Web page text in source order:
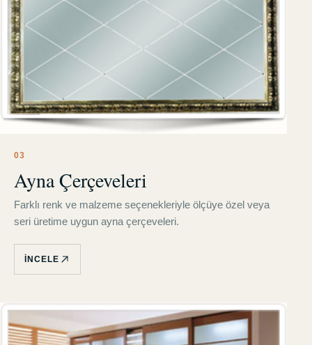
03
Ayna Çerçeveleri
Farklı renk ve malzeme seçenekleriyle ölçüye özel veya
seri üretime uygun ayna çerçeveleri.
İNCELE